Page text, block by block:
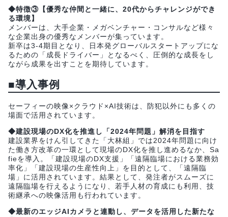
◆特徴③【優秀な仲間と一緒に、20代からチャレンジができ
る環境】
メンバーは、大手企業・メガベンチャー・コンサルなど様々
な企業出身の優秀なメンバーが集っています。
新卒は3-4期目となり、日本発グローバルスタートアップにな
るための「成長ドライバー」となるべく、圧倒的な成長をし
ながら成果を出すことを期待しています。
■導入事例
セーフィーの映像×クラウド×AI技術は、防犯以外にも多くの
場面で活用されています。
◆建設現場のDX化を推進し「2024年問題」解消を目指す
建設業界をけん引してきた「大林組」では2024年問題に向け
た働き方改革の一環として現場のDX化を推し進めるなか、Sa
fieを導入。「建設現場のDX支援」「遠隔臨場における業務効
率化」「建設現場の生産性向上」を目的として、「遠隔臨
場」に活用されています。結果として、発注者がスムーズに
遠隔臨場を行えるようになり、若手人材の育成にも利用、技
術継承への映像活用も行われています。
◆最新のエッジAIカメラと連動し、データを活用した新たな